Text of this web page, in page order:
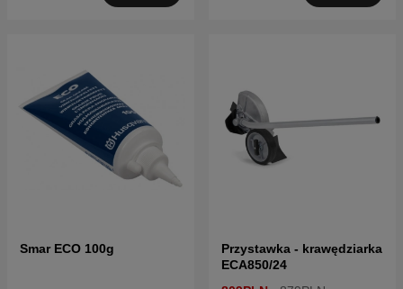
Smar ECO 100g
Przystawka - krawędziarka
ECA850/24